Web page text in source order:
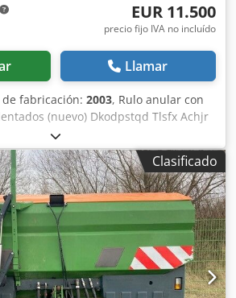
EUR 11.500
precio fijo IVA no incluído
Llamar
de fabricación: 2003, Rulo anular con
(nuevo) Dkodpstqd Tlsfx Achjr
Clasificado